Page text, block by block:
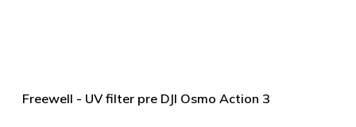
Freewell - UV filter pre DJI Osmo Action 3